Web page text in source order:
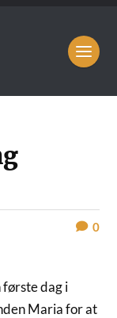
0
dag i
Maria for at